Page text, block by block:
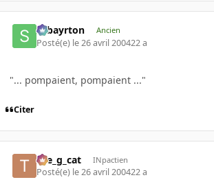
sebayrton Ancien
Posté(e) le 26 avril 200422 a
"... pompaient, pompaient ..."
Citer
the_g_cat INpactien
Posté(e) le 26 avril 200422 a